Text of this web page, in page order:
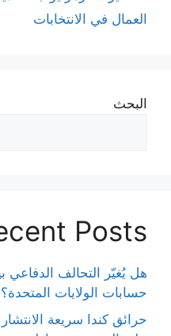
العمال في الانتخابات
البحث
Posts
هل يُغيّر التحالف الدفاعي
حسابات الولايات المتحدة؟
حرائق كندا سريعة